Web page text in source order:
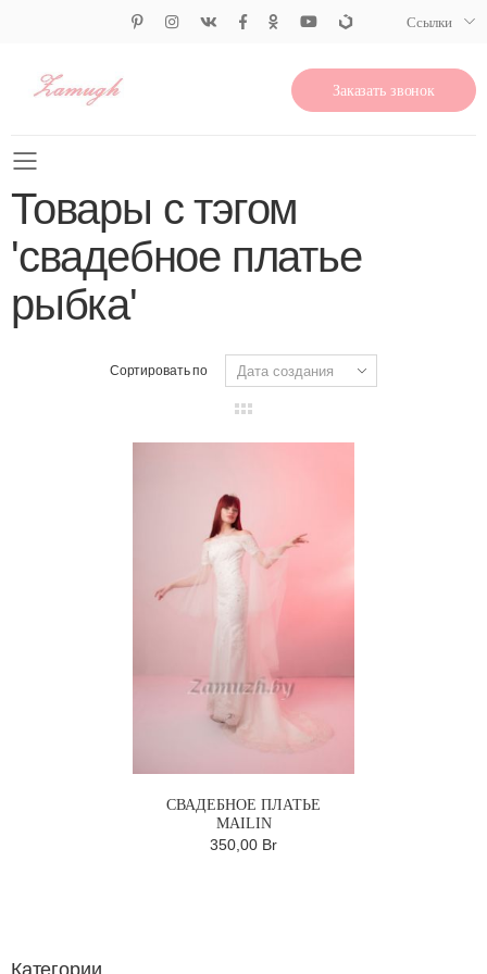
Ссылки
Заказать звонок
Свернуть меню
Товары с тэгом
'свадебное платье
рыбка'
Сортировать по
СВАДЕБНОЕ ПЛАТЬЕ
MAILIN
350,00 Br
Категории